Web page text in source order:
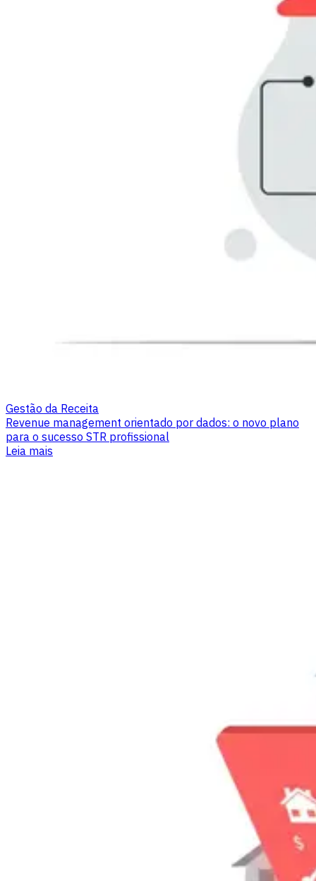
Gestão da Receita
Revenue management orientado por dados: o novo plano
para o sucesso STR profissional
Leia mais